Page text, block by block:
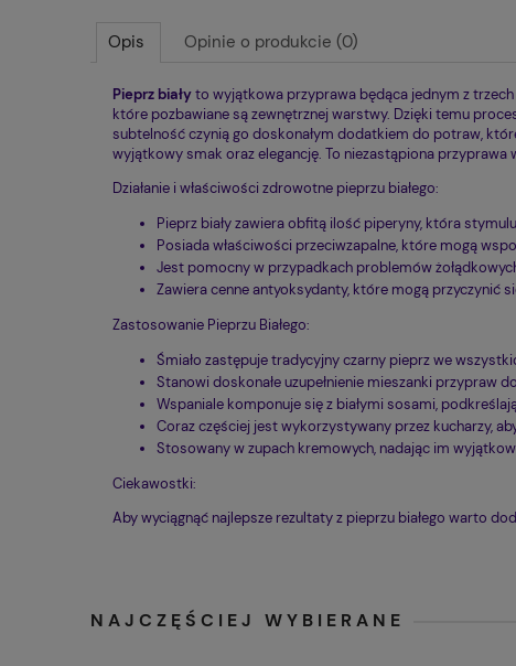
Opis Opinie o produkcie (0)
Pieprz białyto wyjątkowa przyprawa będąca jednym z
które pozbawiane są zewnętrznej warstwy. Dzięki temu
subtelność czynią go doskonałym dodatkiem do potraw,
wyjątkowy smak oraz elegancję. To niezastąpiona
Działanie i właściwości zdrowotne pieprzu białego:
Pieprz biały zawiera obfitą ilość piperyny, która
Posiada właściwości przeciwzapalne, które mogą
Jest pomocny w przypadkach problemów
Zawiera cenne antyoksydanty, które mogą
Zastosowanie Pieprzu Białego:
Śmiało zastępuje tradycyjny czarny pieprz we
Stanowi doskonałe uzupełnienie mieszanki przypraw
Wspaniale komponuje się z białymi sosami,
Coraz częściej jest wykorzystywany przez kucharzy,
Stosowany w zupach kremowych, nadając im
Ciekawostki:
Aby wyciągnąć najlepsze rezultaty z pieprzu białego warto
NAJCZĘŚCIEJ WYBIERANE